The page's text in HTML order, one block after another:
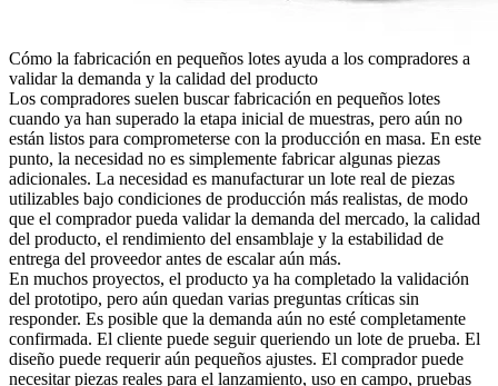
Cómo la fabricación en pequeños lotes ayuda a los compradores a
validar la demanda y la calidad del producto
Los compradores suelen buscarfabricación en pequeños lotes
cuando ya han superado la etapa inicial de muestras, pero aún no
están listos para comprometerse con la producción en masa. En este
punto, la necesidad no es simplemente fabricar algunas piezas
adicionales. La necesidad es manufacturar un lote real de piezas
utilizables bajo condiciones de producción más realistas, de modo
que el comprador pueda validar la demanda del mercado, la calidad
del producto, el rendimiento del ensamblaje y la estabilidad de
entrega del proveedor antes de escalar aún más.
En muchos proyectos, el producto ya ha completado la validación
del prototipo, pero aún quedan varias preguntas críticas sin
responder. Es posible que la demanda aún no esté completamente
confirmada. El cliente puede seguir queriendo un lote de prueba. El
diseño puede requerir aún pequeños ajustes. El comprador puede
necesitar piezas reales para el lanzamiento, uso en campo, pruebas